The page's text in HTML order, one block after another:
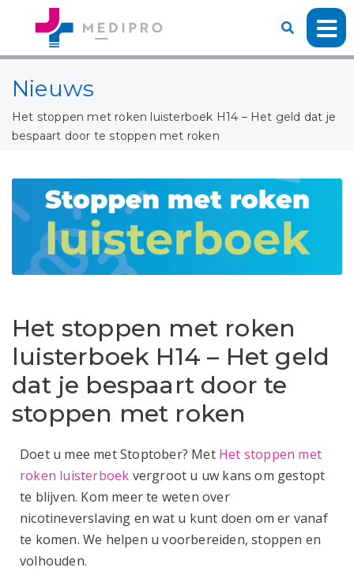
Nieuws
Het stoppen met roken luisterboek H14 – Het geld dat je
bespaart door te stoppen met roken
Het stoppen met roken
luisterboek H14 – Het geld
dat je bespaart door te
stoppen met roken
Doet u mee met Stoptober? Met Het stoppen met
roken luisterboek vergroot u uw kans om gestopt
te blijven. Kom meer te weten over
nicotineverslaving en wat u kunt doen om er vanaf
te komen. We helpen u voorbereiden, stoppen en
volhouden.